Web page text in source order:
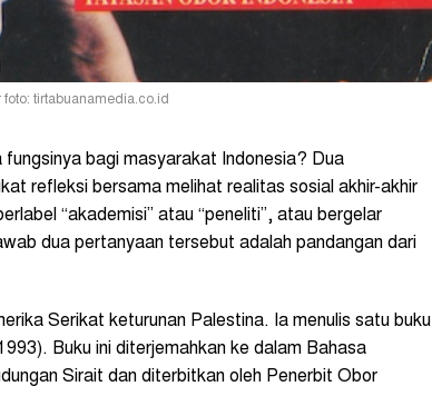
foto: tirtabuanamedia.co.id
bagi masyarakat Indonesia? Dua
refleksi bersama melihat realitas sosial akhir-akhir
“akademisi” atau “peneliti”, atau bergelar
dua pertanyaan tersebut adalah pandangan dari
Serikat keturunan Palestina. Ia menulis satu buku
Buku ini diterjemahkan ke dalam Bahasa
Sirait dan diterbitkan oleh Penerbit Obor